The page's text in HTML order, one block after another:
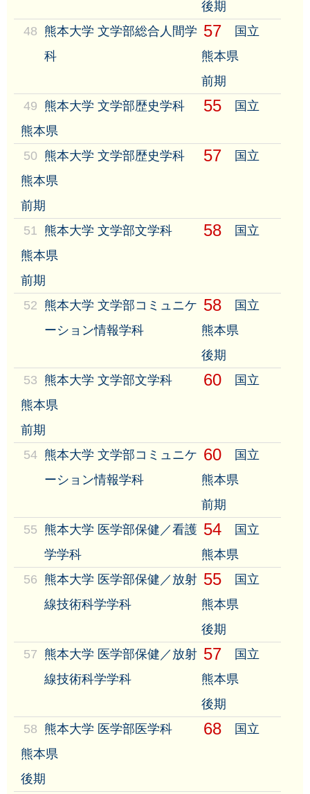
後期
48 熊本大学 文学部総合人間学
科
57
国立
熊本県
前期
49 熊本大学 文学部歴史学科 55
国立
熊本県
50 熊本大学 文学部歴史学科 57
国立
熊本県
前期
51
熊本大学 文学部文学科 58
国立
熊本県
前期
52 熊本大学 文学部コミュニケ
ーション情報学科
58
国立
熊本県
後期
53 熊本大学 文学部文学科 60
国立
熊本県
前期
54 熊本大学 文学部コミュニケ
ーション情報学科
60
国立
熊本県
前期
55 熊本大学 医学部保健／看護
学学科
54
国立
熊本県
56 熊本大学 医学部保健／放射
線技術科学学科
55
国立
熊本県
後期
57 熊本大学 医学部保健／放射
線技術科学学科
57
国立
熊本県
後期
58 熊本大学 医学部医学科 68
国立
熊本県
後期